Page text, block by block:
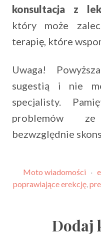
konsultacja z
który może
terapię, które
Uwaga!
sugestią i nie
specjalisty.
problemów
bezwzględnie
Moto wiadomości ·
poprawiające erekcję,
Dodaj